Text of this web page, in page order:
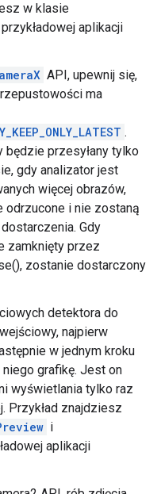
w klasie
aplikacji
API, upewnij się,
ma
.
będzie przesyłany tylko
gdy analizator jest
więcej obrazów,
odrzucone i nie zostaną
Gdy
zamknięty przez
zostanie dostarczony
detektora do
najpierw
w jednym kroku
niego grafikę. Jest on
wyświetlania tylko raz
Przykład znajdziesz
i
aplikacji